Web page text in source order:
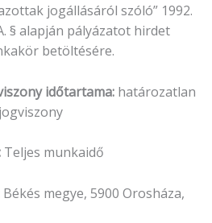
jogállásáról szóló” 1992.
§ alapján pályázatot hirdet
betöltésére.
időtartama: határozatlan
Teljes munkaidő
Békés megye, 5900 Orosháza,